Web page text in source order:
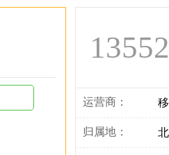
运营商：
归属地：